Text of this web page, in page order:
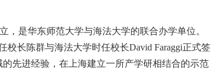
，是华东师范大学与海法大学的联合办学单位。
校长陈群与海法大学时任校长David Faraggi正式签
先进经验，在上海建立一所产学研相结合的示范